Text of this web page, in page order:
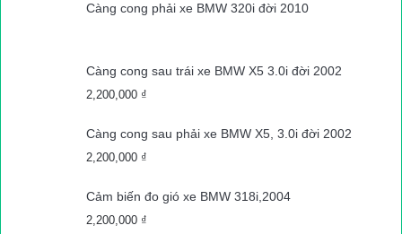
Càng cong phải xe BMW 320i đời 2010
Càng cong sau trái xe BMW X5 3.0i đời 2002
2,200,000 ₫
Càng cong sau phải xe BMW X5, 3.0i đời 2002
2,200,000 ₫
Cảm biến đo gió xe BMW 318i,2004
2,200,000 ₫